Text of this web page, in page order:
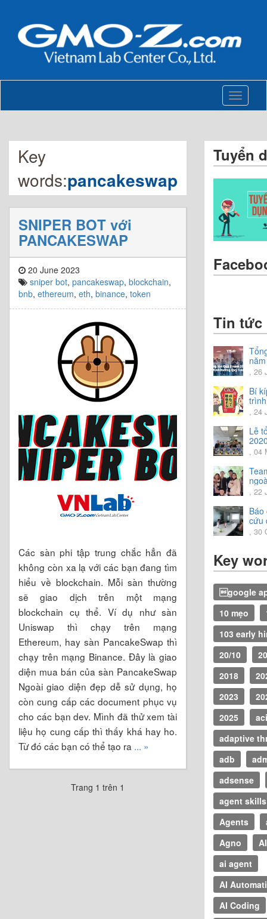
Toggle
Key
words:pancakeswap
SNIPER BOT với
PANCAKESWAP
20 June 2023
sniper bot, pancakeswap, blockchain,
bnb, ethereum, eth, binance, token
Các sàn phi tập trung chắc hẳn đã
không còn xa lạ với các bạn đang tìm
hiểu về blockchain. Mỗi sàn thường
sẽ giao dịch trên một mạng
blockchain cụ thể. Ví dụ như sàn
Uniswap thì chạy trên mạng
Ethereum, hay sàn PancakeSwap thì
chạy trên mạng Binance. Đây là giao
diện mua bán của sàn PancakeSwap
Ngoài giao diện đẹp dễ sử dụng, họ
còn cung cấp các document phục vụ
cho các bạn dev. Mình đã thử xem tài
liệu họ cung cấp thì thấy khá hay ho.
Từ đó các bạn có thể tạo ra ... »
Trang 1 trên 1
Tuyển
Tin tức
, 26
Bí
, 24
Lễ
, 04
trải
vời.
, 22
Báo
cứu
, 30
Key
google
10 mẹo
103 early
20/10
2018
2023
2025
adaptive
adb
adsense
agent skills
Agents
Agno
AI
ai agent
AI
AI Coding